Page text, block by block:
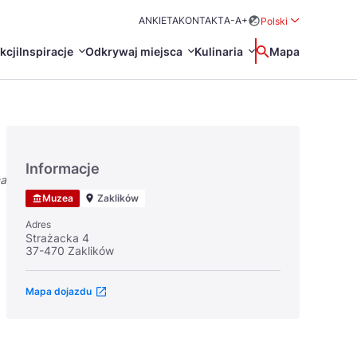
ANKIETAKONTAKTA-A+
Polski
Inspiracje Odkrywaj miejsca
Turystyczne
Kulinaria Wyszukaj
Mapa
日本語
Informacje
Muzea Zaklików
Adres
Strażacka 4
37-470 Zaklików
Mapa dojazdu